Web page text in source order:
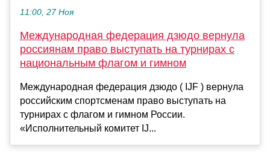
11:00, 27 Ноя
Международная федерация дзюдо вернула
россиянам право выступать на турнирах с
национальным флагом и гимном
Международная федерация дзюдо ( IJF ) вернула
российским спортсменам право выступать на
турнирах с флагом и гимном России.
«Исполнительный комитет IJ...